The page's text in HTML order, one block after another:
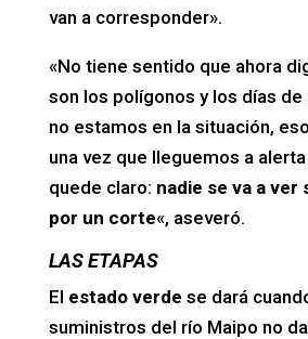
van a corresponder».
«No tiene sentido que ahora
son los polígonos y los días
no estamos en la situación,
una vez que lleguemos a
quede claro: nadie se va a ver
por un corte«, aseveró.
LAS ETAPAS
El estado verde se dará
suministros del río Maipo no